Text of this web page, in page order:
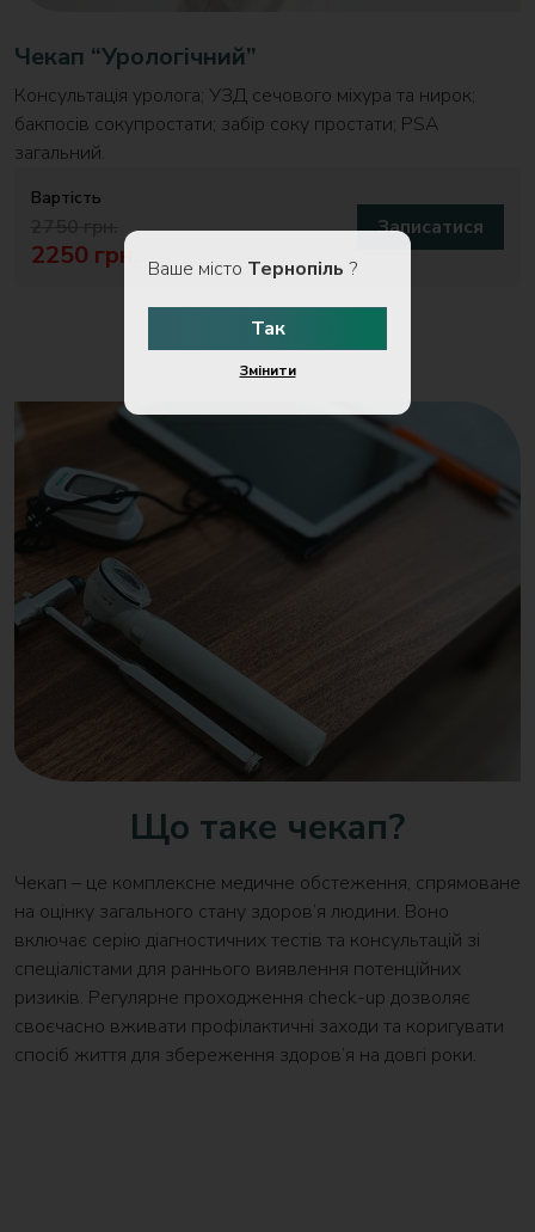
Ваше місто Тернопіль ?
Так
Змінити
Чекап “Урологічний”
Консультація уролога; УЗД сечового міхура та нирок;
бакпосів сокупростати; забір соку простати; PSA
загальний.
Вартість
2250 грн.
Записатися
Що таке чекап?
Чекап – це комплексне медичне обстеження, спрямоване
на оцінку загального стану здоров’я людини. Воно
включає серію діагностичних тестів та консультацій зі
спеціалістами для раннього виявлення потенційних
ризиків. Регулярне проходження check-up дозволяє
своєчасно вживати профілактичні заходи та коригувати
спосіб життя для збереження здоров’я на довгі роки.